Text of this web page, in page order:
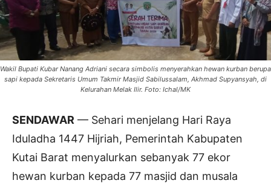
Wakil Bupati Kubar Nanang Adriani secara simbolis menyerahkan hewan kurban berupa
sapi kepada Sekretaris Umum Takmir Masjid Sabilussalam, Akhmad Supyansyah, di
Kelurahan Melak Ilir. Foto: Ichal/MK
SENDAWAR — Sehari menjelang Hari Raya
Iduladha 1447 Hijriah, Pemerintah Kabupaten
Kutai Barat menyalurkan sebanyak 77 ekor
hewan kurban kepada 77 masjid dan musala